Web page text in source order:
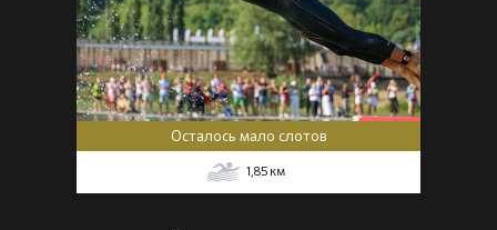
Осталось мало слотов
1,85 км